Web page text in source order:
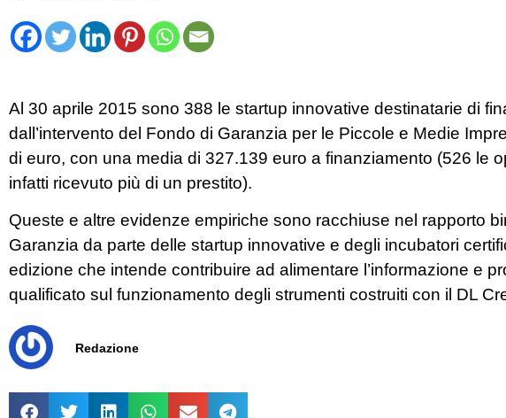
Al 30 aprile 2015 sono 388 le startup innovative destinatarie di
dall’intervento del Fondo di Garanzia per le Piccole e Medie
di euro, con una media di 327.139 euro a finanziamento (526 le
infatti ricevuto più di un prestito).
Queste e altre evidenze empiriche sono racchiuse nel rapporto
Garanzia da parte delle startup innovative e degli incubatori
edizione che intende contribuire ad alimentare l’informazione e
qualificato sul funzionamento degli strumenti costruiti con il DL
Redazione